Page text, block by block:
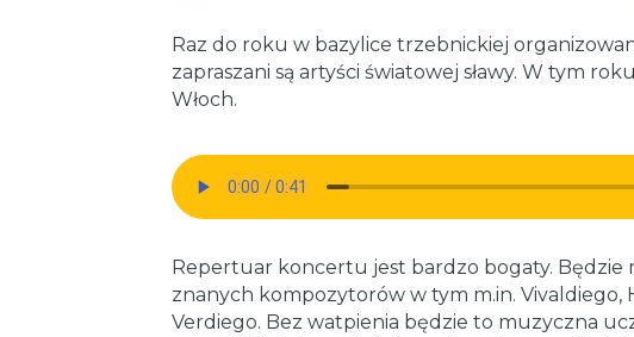
Raz do roku w bazylice trzebnickiej
zapraszani są artyści światowej sławy. W tym
Włoch.
Repertuar koncertu jest bardzo bogaty. Będzie
znanych kompozytorów w tym m.in. Vivaldiego,
Verdiego. Bez watpienia będzie to muzyczna